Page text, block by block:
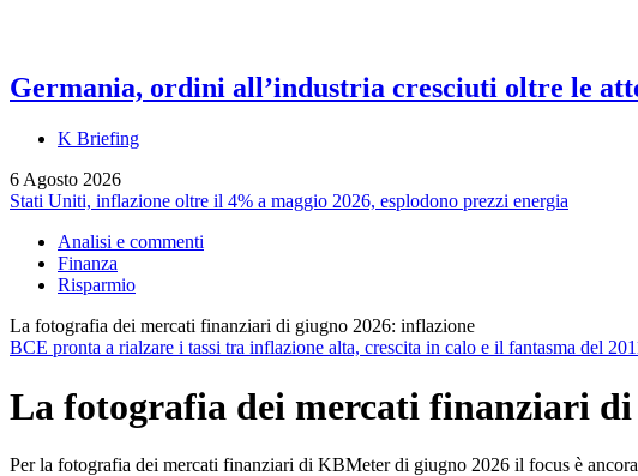
Germania, ordini all’industria cresciuti oltre le
K Briefing
6 Agosto 2026
Stati Uniti, inflazione oltre il 4% a maggio 2026, esplodono prezzi energia
Analisi e commenti
Finanza
Risparmio
La fotografia dei mercati finanziari di giugno 2026: inflazione
BCE pronta a rialzare i tassi tra inflazione alta, crescita in calo e il fantasma del
La fotografia dei mercati finanziari
Per la fotografia dei mercati finanziari di KBMeter di giugno 2026 il focus è